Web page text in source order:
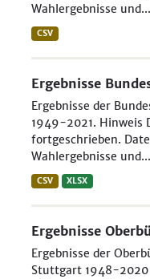
Wahlergebnisse und...
CSV
Ergebnisse
Ergebnisse der
1949-2021. Hinweis
fortgeschrieben.
Wahlergebnisse und...
CSV XLSX
Ergebnisse
Ergebnisse der
Stuttgart 1948-2020